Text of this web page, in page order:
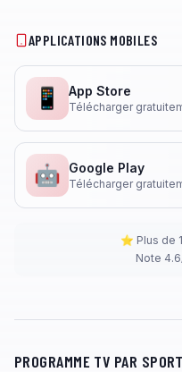
APPLICATIONS MOBILES
📱 App Store
Télécharger
🤖 Google Play
Télécharger
⭐ Plus de
Note
PROGRAMME TV PAR SPORT